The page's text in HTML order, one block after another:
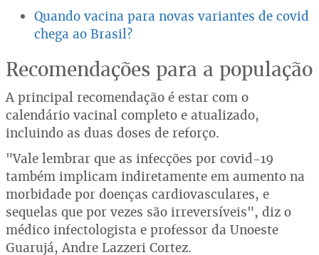
Quando vacina para novas variantes de covid
chega ao Brasil?
Recomendações para a população
A principal recomendação é estar com o
calendário vacinal completo e atualizado,
incluindo as duas doses de reforço.
"Vale lembrar que as infecções por covid-19
também implicam indiretamente em aumento na
morbidade por doenças cardiovasculares, e
sequelas que por vezes são irreversíveis", diz o
médico infectologista e professor da Unoeste
Guarujá, Andre Lazzeri Cortez.